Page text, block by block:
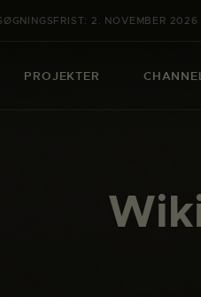
2. NOVEMBER
PROJEKTER